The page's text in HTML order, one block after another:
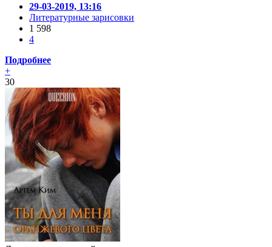
29-03-2019, 13:16
Литературные зарисовки
1 598
4
Подробнее
+
30